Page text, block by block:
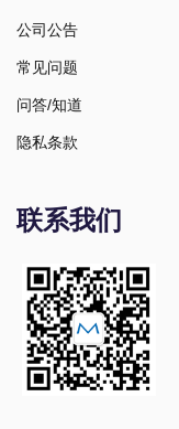
公司公告
常见问题
问答/知道
隐私条款
联系我们